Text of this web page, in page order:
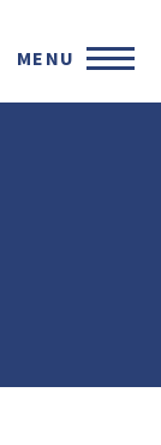
MENU